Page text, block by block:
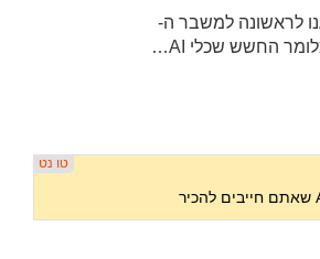
לראשונה למשבר ה-